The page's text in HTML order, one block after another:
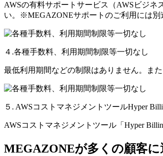
AWSの有料サポートサービス（AWSビジネ
い。※MEGAZONEサポートのご利用には別
４.各種手数料、利用期間制限等一切なし
最低利用期間などの制限はありません。また
５. AWSコストマネジメントツールHyper
AWSコストマネジメントツール「Hyper
MEGAZONEが多くの顧客